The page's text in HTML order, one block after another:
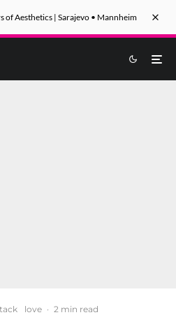
of Aesthetics | Sarajevo • Mannheim
love · 2 min read